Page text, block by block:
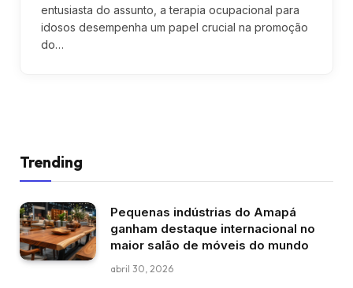
entusiasta do assunto, a terapia ocupacional para
idosos desempenha um papel crucial na promoção
do…
Trending
Pequenas indústrias do Amapá
ganham destaque internacional no
maior salão de móveis do mundo
abril 30, 2026